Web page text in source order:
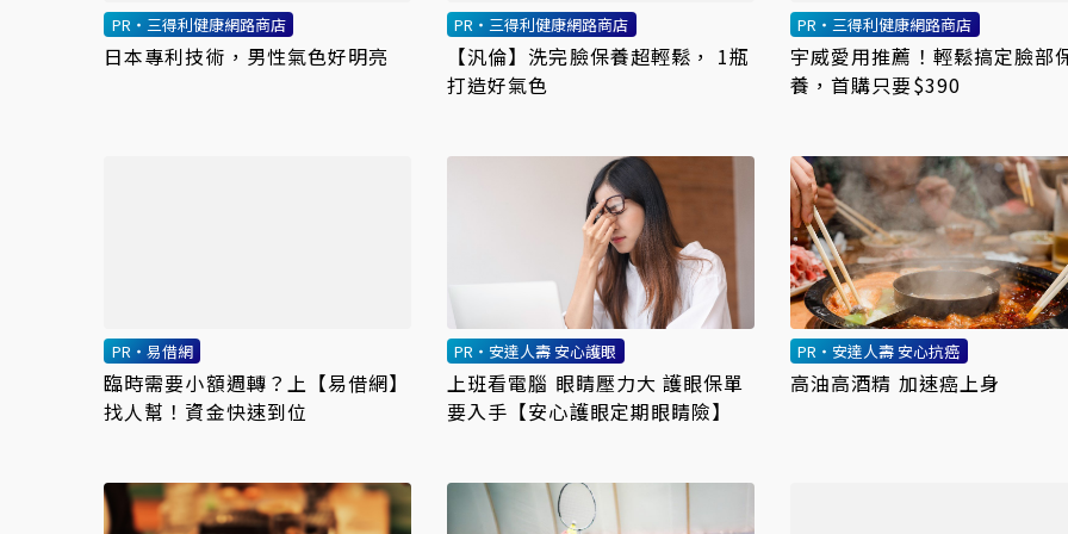
PR・三得利健康網路商店
日本專利技術，男性氣色好明亮
PR・三得利健康網路商店
【汎倫】洗完臉保養超輕鬆， 1瓶
打造好氣色
PR・三得利健康網路商店
宇威愛用推薦！輕鬆搞定臉部
養，首購只要$390
PR・易借網
臨時需要小額週轉？上【易借網】
找人幫！資金快速到位
PR・安達人壽 安心護眼
上班看電腦 眼睛壓力大 護眼保單
要入手【安心護眼定期眼睛險】
PR・安達人壽 安心抗癌
高油高酒精 加速癌上身